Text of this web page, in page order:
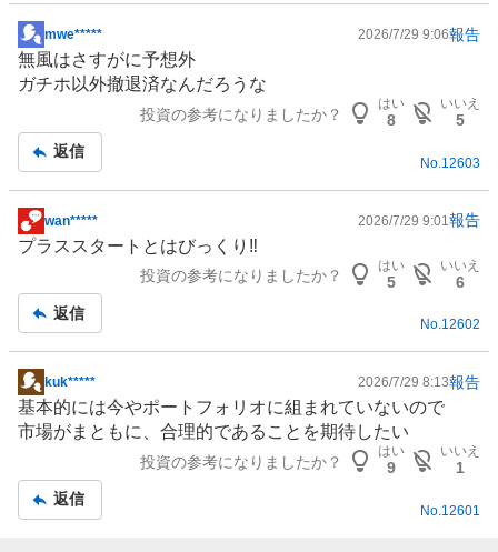
掲
示
板
mwe***** 2026/7/29 9:06報告
無風はさすがに予想外
ガチホ以外撤退済なんだろうな
投資の参考になりましたか？
はい
8
いいえ
5
返信
No. 12603
掲
示
事
wan***** 2026/7/29 9:01 報告
プラススタートとはびっくり‼️
投資の参考になりましたか？
はい
5
いいえ
6
返信
No.12602
掲
示
板
kuk***** 2026/7/29 8:13報告
基本的には今やポートフォリオに組まれていないので
市場がまともに、合理的であることを期待したい
投資の参考になりましたか？
はい
9
いいえ
1
返信
No. 12601